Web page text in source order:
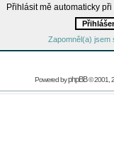
Přihlásit mě automaticky
Zapomněl(a) jsem
Powered byphpBB© 2001,